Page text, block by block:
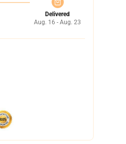
Delivered
Aug. 16 - Aug. 23